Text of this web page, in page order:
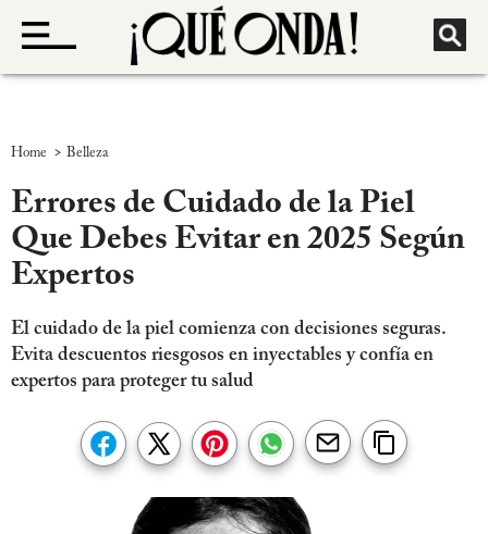
Home > Belleza
Errores de Cuidado de la Piel
Que Debes Evitar en 2025 Según
Expertos
El cuidado de la piel comienza con decisiones seguras.
Evita descuentos riesgosos en inyectables y confía en
expertos para proteger tu salud